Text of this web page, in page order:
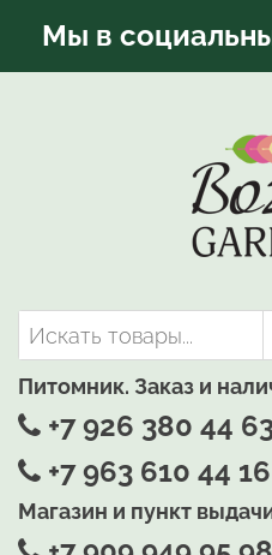
Мы в
Bozin-Garden |
Питомник. Заказ и
+7 926 380 44
+7 963 610 44 16
Магазин и пункт